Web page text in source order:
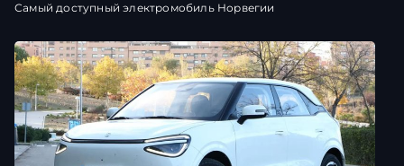
Самый доступный электромобиль Норвегии